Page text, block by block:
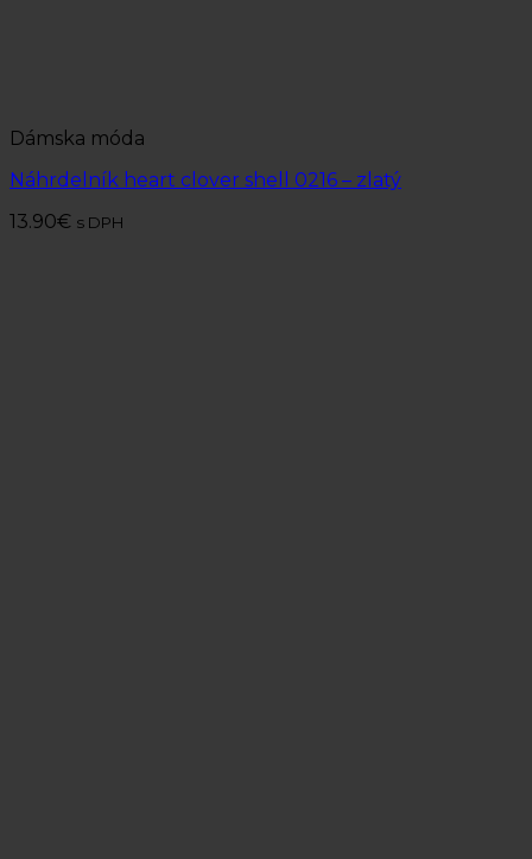
Dámska móda
Náhrdelník heart clover shell 0216 – zlatý
13.90€ s DPH